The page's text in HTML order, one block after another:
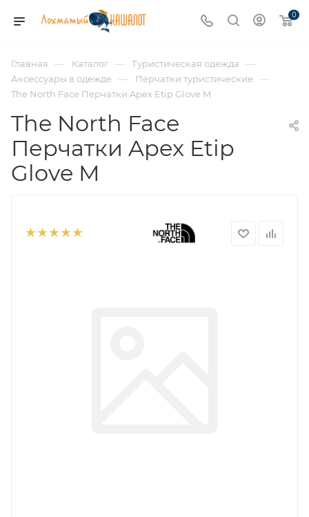
0
Главная — Каталог — Туристическая одежда —
Аксессуары в одежде — Перчатки туристические —
The North Face Перчатки Apex Etip Glove M
The North Face
Перчатки Apex Etip
Glove M